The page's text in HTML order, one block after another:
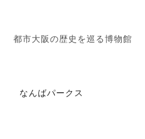
都市大阪の歴史を巡る博物館
なんばパークス